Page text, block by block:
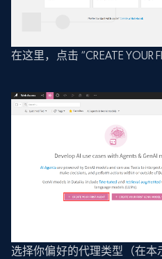
在这里，点击 “CREATE YOUR
选择你偏好的代理类型（在本